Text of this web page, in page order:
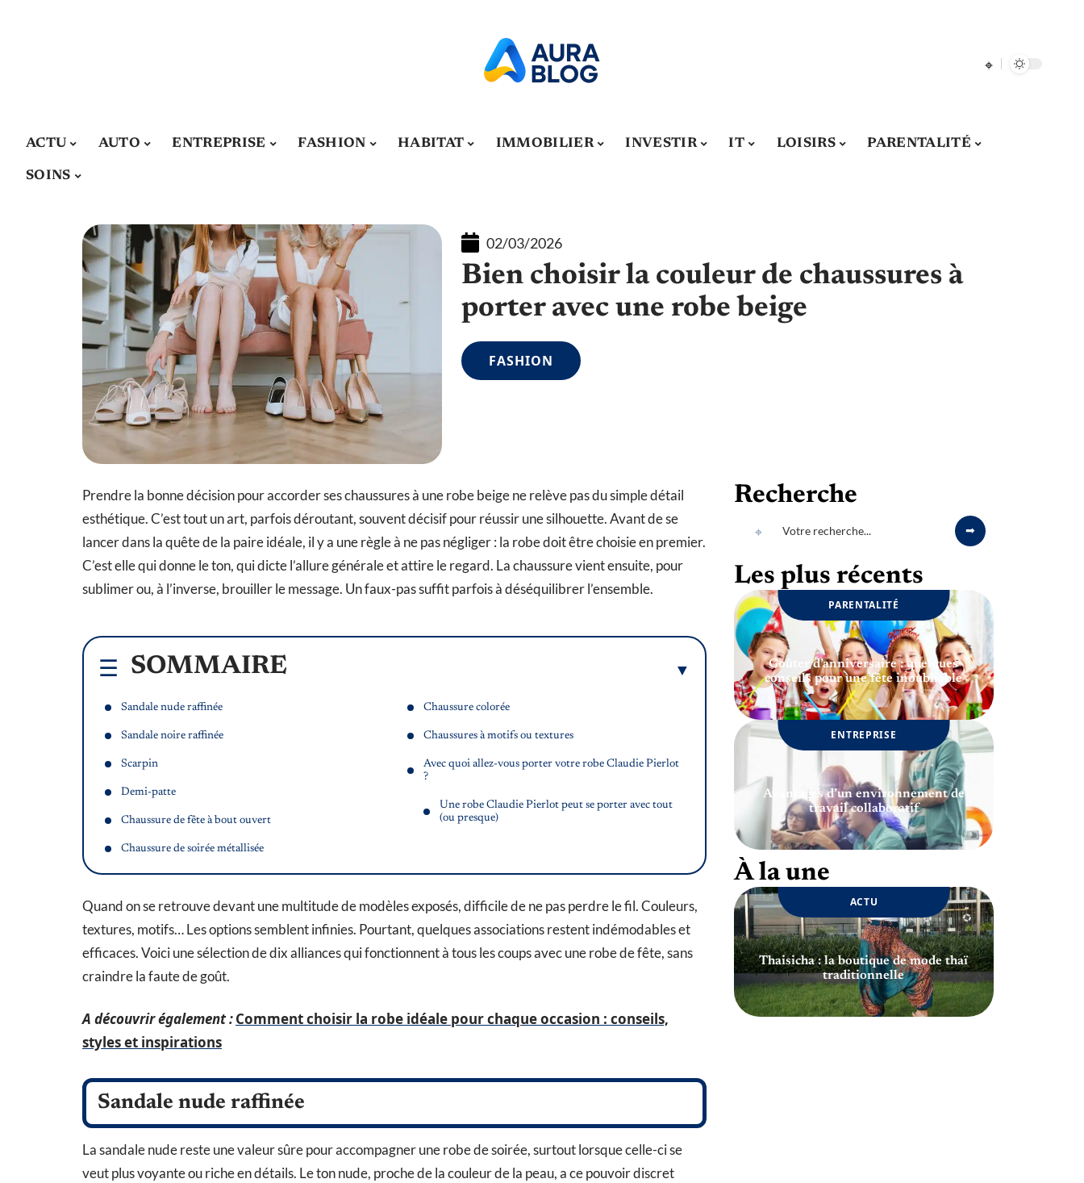
ACTU AUTO ENTREPRISE FASHION HABITAT IMMOBILIER INVESTIR IT LOISIRS PARENTALITÉ
SOINS
02/03/2026
Bien choisir la couleur de chaussures à
porter avec une robe beige
FASHION
Prendre la bonne décision pour accorder ses chaussures à une robe beige ne relève pas du simple détail
esthétique. C’est tout un art, parfois déroutant, souvent décisif pour réussir une silhouette. Avant de se
lancer dans la quête de la paire idéale, il y a une règle à ne pas négliger : la robe doit être choisie en premier.
C’est elle qui donne le ton, qui dicte l’allure générale et attire le regard. La chaussure vient ensuite, pour
sublimer ou, à l’inverse, brouiller le message. Un faux-pas suffit parfois à déséquilibrer l’ensemble.
SOMMAIRE
Sandale nude raffinée
Sandale noire raffinée
Scarpin
Demi-patte
Chaussure de fête à bout ouvert
Chaussure de soirée métallisée
Chaussure colorée
Chaussures à motifs ou textures
Avec quoi allez-vous porter votre robe Claudie Pierlot
?
Une robe Claudie Pierlot peut se porter avec tout
(ou presque)
Quand on se retrouve devant une multitude de modèles exposés, difficile de ne pas perdre le fil. Couleurs,
textures, motifs… Les options semblent infinies. Pourtant, quelques associations restent indémodables et
efficaces. Voici une sélection de dix alliances qui fonctionnent à tous les coups avec une robe de fête, sans
craindre la faute de goût.
A découvrir également :Comment choisir la robe idéale pour chaque occasion : conseils,
styles et inspirations
Sandale nude raffinée
La sandale nude reste une valeur sûre pour accompagner une robe de soirée, surtout lorsque celle-ci se
veut plus voyante ou riche en détails. Le ton nude, proche de la couleur de la peau, a ce pouvoir discret
Recherche
Les plus récents
PARENTALITÉ
Goûter d’anniversaire : quelques
conseils pour une fête inoubliable
ENTREPRISE
Avantages d’un environnement de
travail collaboratif
À la une
ACTU
Thaisicha : la boutique de mode thaï
traditionnelle